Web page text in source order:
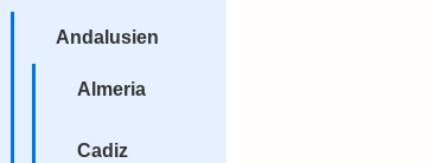
Andalusien
Almeria
Cadiz